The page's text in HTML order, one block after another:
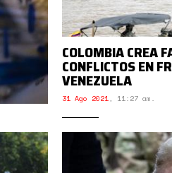
COLOMBIA CREA
CONFLICTOS EN
VENEZUELA
31 Ago 2021, 11:27 am.